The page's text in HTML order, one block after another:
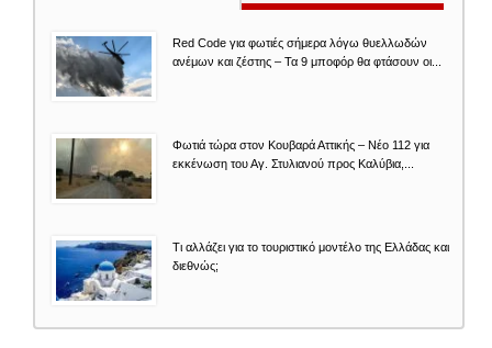
Red Code για φωτιές σήμερα λόγω θυελλωδών
ανέμων και ζέστης – Τα 9 μποφόρ θα φτάσουν οι...
Φωτιά τώρα στον Κουβαρά Αττικής – Νέο 112 για
εκκένωση του Αγ. Στυλιανού προς Καλύβια,...
Τι αλλάζει για το τουριστικό μοντέλο της Ελλάδας και
διεθνώς;